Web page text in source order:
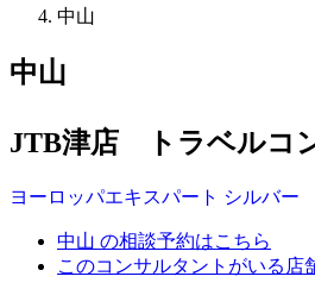
中山
中山
JTB津店 トラベルコ
ヨーロッパエキスパート シルバー
中山 の相談予約はこちら
このコンサルタントがいる店